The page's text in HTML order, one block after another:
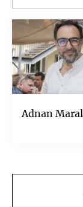
Adnan Maral